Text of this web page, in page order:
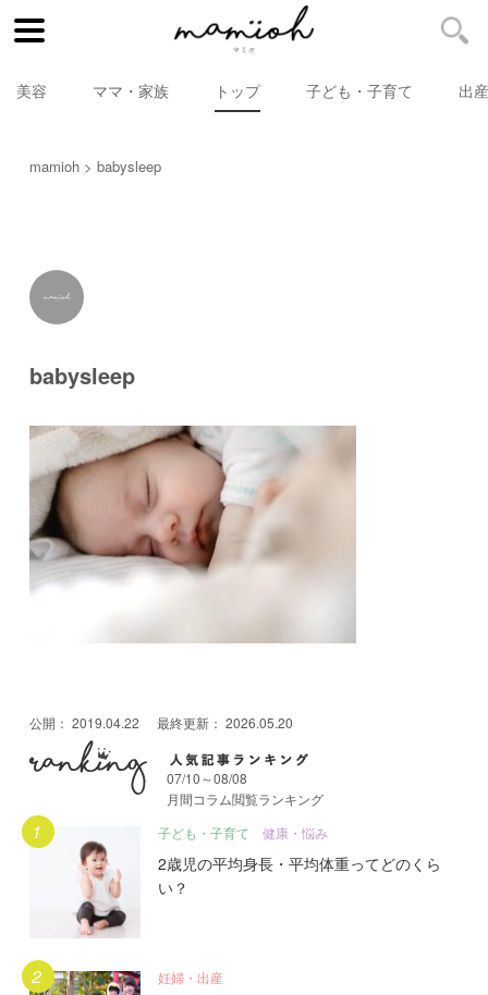
美容 ママ・家族 トップ 子ども・子育て 出
mamioh babysleep
babysleep
公開： 2019.04.22 最終更新： 2026.05.20
月間人気記事ランキング
07/10～08/08
月間コラム閲覧ランキング
子ども・子育て
健康・悩み
2歳児の平均身長・平均体重ってどのくら
い？
妊婦・出産